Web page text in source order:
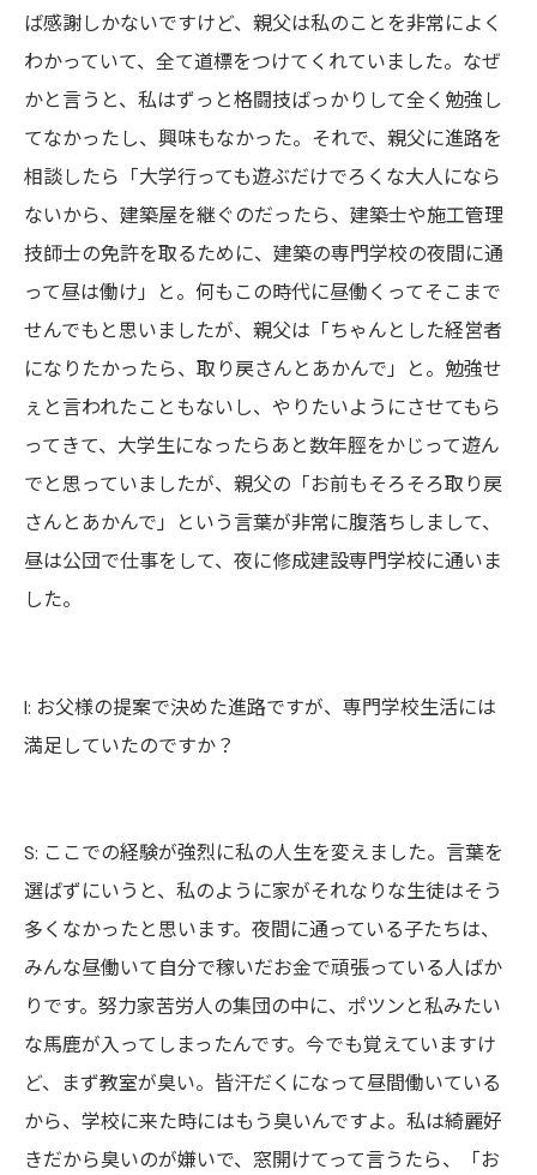
ば感謝しかないですけど、親父は私のことを非常によく
わかっていて、全て道標をつけてくれていました。なぜ
かと言うと、 私はずっと格闘技ばっかりして全く勉強し
てなかったし、興味もなかった。それで、親父に進路を
相談したら「大学行っても遊ぶだけでろくな大人になら
ないから、建築屋を継ぐのだったら、建築士や施工管理
技師士の免許を取るために、建築の専門学校の夜間に通
って昼は働け」と。何もこの時代に昼働くってそこまで
せんでもと思いましたが、親父は「ちゃんとした経営者
になりたかったら、取り戻さんとあかんで」と。勉強せ
ぇと言われたこともないし、やりたいようにさせてもら
ってきて、 大学生になったらあと数年脛をかじって遊ん
でと思っていましたが、親父の「お前もそろそろ取り戻
さんとあかんで」という言葉が非常に腹落ち しまして、
昼は公団で仕事をして、夜に修成建設専門学校に通いま
した。
I: お父様の提案で決めた進路ですが、専門学校生活には
満足していたのですか？
S: ここでの経験が強烈に私の人生を変えました。言葉を
選ばずにいうと、私のように家がそれなりな生徒はそう
多くなかったと思います。夜間に通っている子たちは、
みんな昼働いて自分で稼いだお金で頑張っている人ばか
りです。努力家苦労人の集団の中に、ポツンと私みたい
な馬鹿が入ってしまったんです。今でも覚えていますけ
ど、まず教室が臭い。皆汗だくになって昼間働いている
から、学校に来た時にはもう臭いんですよ。私は綺麗好
きだから臭いのが嫌いで、窓開けてって言うたら、「お